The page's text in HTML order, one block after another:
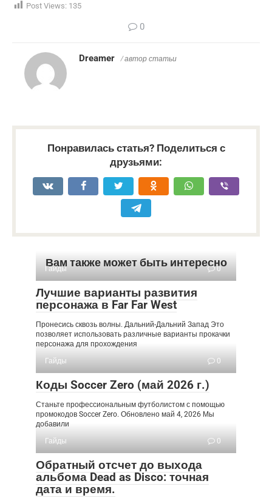
Post Views: 135
0
Dreamer / автор статьи
Понравилась статья? Поделиться с
друзьями:
Вам также может быть интересно
Гайды 0
Лучшие варианты развития
персонажа в Far Far West
Пронесись сквозь волны. Дальний-Дальний Запад Это
позволяет использовать различные варианты прокачки
персонажа для прохождения
Гайды
0
Коды Soccer Zero (май 2026 г.)
Станьте профессиональным футболистом с помощью
промокодов Soccer Zero. Обновлено май 4, 2026 Мы
добавили
Гайды
0
Обратный отсчет до выхода
альбома Dead as Disco: точная
дата и время.